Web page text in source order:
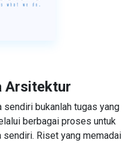
Arsitektur
bukanlah tugas yang
berbagai proses untuk
sendiri. Riset yang memadai